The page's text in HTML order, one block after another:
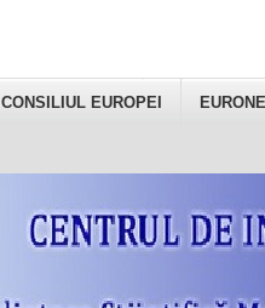
CONSILIUL EUROPEI